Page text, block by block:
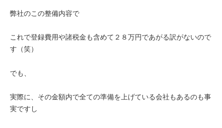
弊社のこの整備内容で
これで登録費用や諸税金も含めて２８万円であがる訳がないので
す（笑）
でも、
実際に、その金額内で全ての準備を上げている会社もあるのも事
実ですし